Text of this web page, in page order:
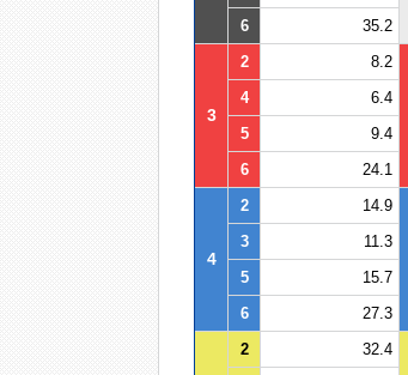
6
35.2
3
2 8.2
4
6.4
5
9.4
6
24.1
4
2 14.9
3
11.3
5
15.7
6
27.3
2 32.4